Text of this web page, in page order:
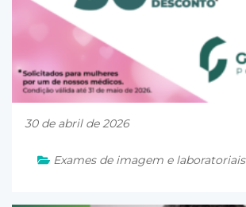
30 de abril de 2026
Exames de imagem e laboratoriais